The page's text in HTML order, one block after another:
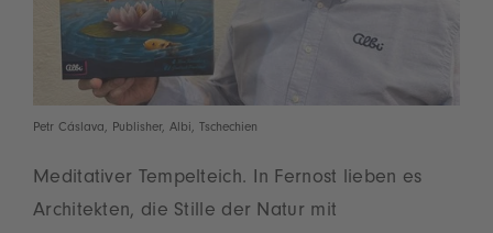
Petr Cáslava, Publisher, Albi, Tschechien
Meditativer Tempelteich. In Fernost lieben es
Architekten, die Stille der Natur mit